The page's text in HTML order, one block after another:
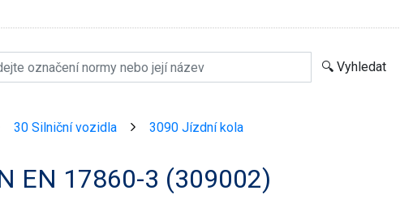
30 Silniční vozidla 3090 Jízdní kola
EN 17860-3 (309002)